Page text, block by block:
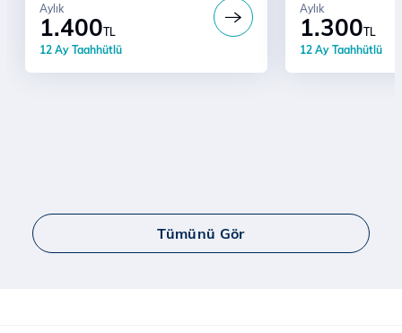
12 Ay Taahhütlü
1.400TL
Aylık
12 Ay Taahhütlü
1.300TL
Aylık
Tümünü Gör